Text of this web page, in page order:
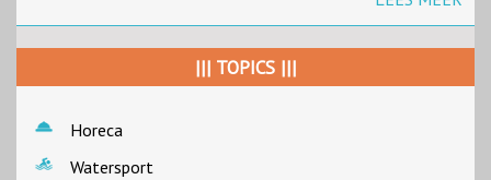
||| TOPICS |||
Horeca
Watersport